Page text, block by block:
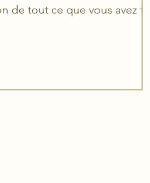
de tout ce que vous avez fait